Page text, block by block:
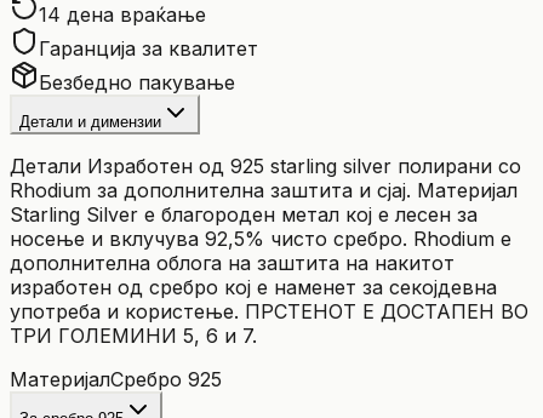
14 дена враќање
Гаранција за квалитет
Безбедно пакување
Детали и димензии
Детали Изработен од 925 starling silver полирани со
Rhodium за дополнителна заштита и сјај. Материјал
Starling Silver е благороден метал кој е лесен за
носење и вклучува 92,5% чисто сребро. Rhodium е
дополнителна облога на заштита на накитот
изработен од сребро кој е наменет за секојдевна
употреба и користење. ПРСТЕНОТ Е ДОСТАПЕН ВО
ТРИ ГОЛЕМИНИ 5, 6 и 7.
МатеријалСребро 925